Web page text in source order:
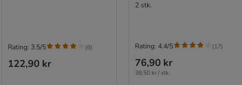
122,90 kr
Rating: 3.5/5 (6)
2 stk.
76,90 kr
38,50 kr / stk.
Rating: 4.4/5 (17)